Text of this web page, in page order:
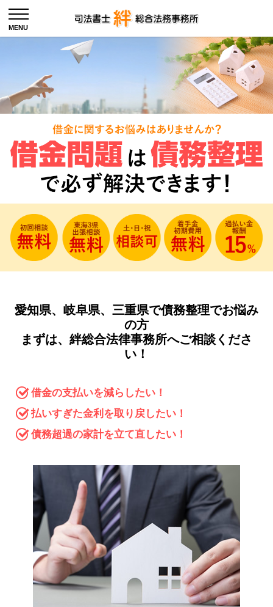
愛知県、岐阜県、三重県で債務整理でお悩み
の方
まずは、絆総合法律事務所へご相談くださ
い！
借金の支払いを減らしたい！
払いすぎた金利を取り戻したい！
債務超過の家計を立て直したい！